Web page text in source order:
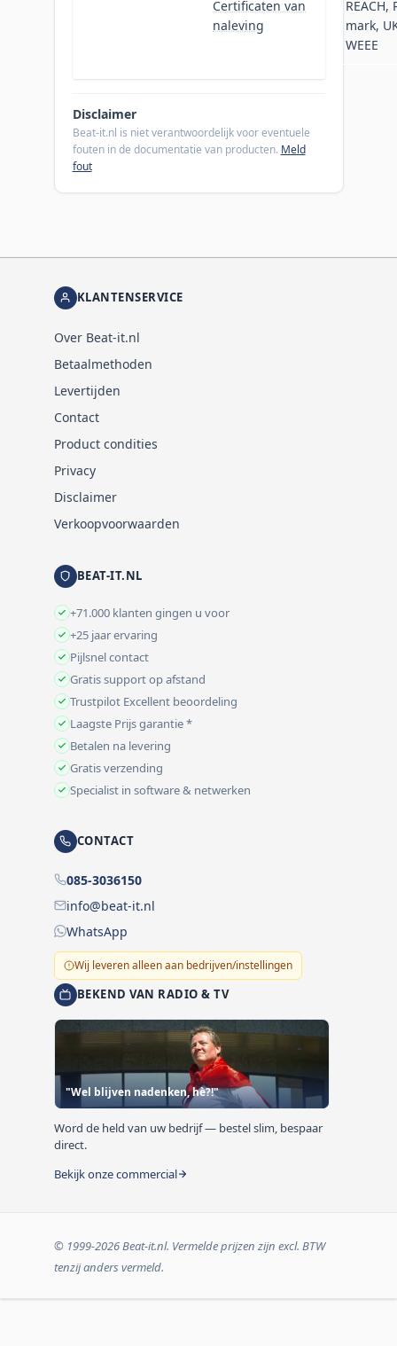
Certificaten van
naleving
REACH,
mark,
WEEE
Disclaimer
Beat-it.nl is niet verantwoordelijk voor eventuele
fouten in de documentatie van producten. Meld
fout
KLANTENSERVICE
Over Beat-it.nl
Betaalmethoden
Levertijden
Contact
Product condities
Privacy
Disclaimer
Verkoopvoorwaarden
BEAT-IT.NL
+71.000 klanten gingen u voor
+25 jaar ervaring
Pijlsnel contact
Gratis support op afstand
Trustpilot Excellent beoordeling
Laagste Prijs garantie *
Betalen na levering
Gratis verzending
Specialist in software & netwerken
CONTACT
085-3036150
info@beat-it.nl
WhatsApp
Wij leveren alleen aan bedrijven/instellingen
BEKEND VAN RADIO & TV
"Wel blijven nadenken, hè?!"
Word de held van uw bedrijf — bestel slim, bespaar
direct.
Bekijk onze commercial
© 1999-2026 Beat-it.nl. Vermelde prijzen zijn excl. BTW
tenzij anders vermeld.